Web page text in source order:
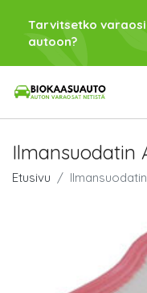
Tarvitsetko
autoon?
Ilmansuodatin
Etusivu